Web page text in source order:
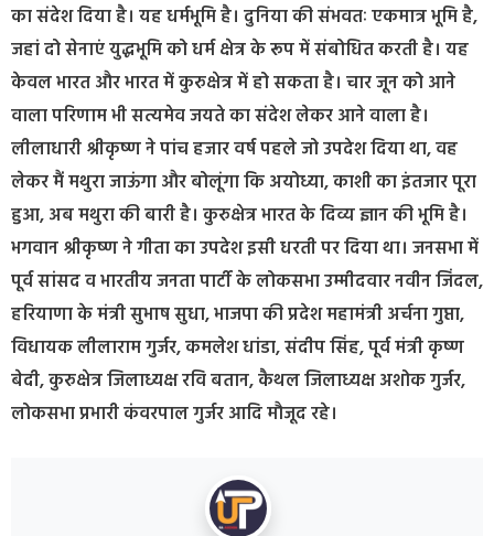
का संदेश दिया है। यह धर्मभूमि है। दुनिया की संभवतः एकमात्र भूमि है,
जहां दो सेनाएं युद्धभूमि को धर्म क्षेत्र के रूप में संबोधित करती है। यह
केवल भारत और भारत में कुरुक्षेत्र में हो सकता है। चार जून को आने
वाला परिणाम भी सत्यमेव जयते का संदेश लेकर आने वाला है।
लीलाधारी श्रीकृष्ण ने पांच हजार वर्ष पहले जो उपदेश दिया था, वह
लेकर मैं मथुरा जाऊंगा और बोलूंगा कि अयोध्या, काशी का इंतजार पूरा
हुआ, अब मथुरा की बारी है। कुरुक्षेत्र भारत के दिव्य ज्ञान की भूमि है।
भगवान श्रीकृष्ण ने गीता का उपदेश इसी धरती पर दिया था। जनसभा में
पूर्व सांसद व भारतीय जनता पार्टी के लोकसभा उम्मीदवार नवीन जिंदल,
हरियाणा के मंत्री सुभाष सुधा, भाजपा की प्रदेश महामंत्री अर्चना गुप्ता,
विधायक लीलाराम गुर्जर, कमलेश धांडा, संदीप सिंह, पूर्व मंत्री कृष्ण
बेदी, कुरुक्षेत्र जिलाध्यक्ष रवि बतान, कैथल जिलाध्यक्ष अशोक गुर्जर,
लोकसभा प्रभारी कंवरपाल गुर्जर आदि मौजूद रहे।